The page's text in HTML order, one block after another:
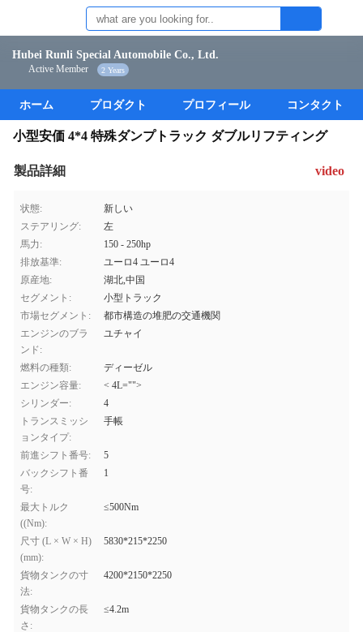
Hubei Runli Special Automobile Co., Ltd.
Active Member 2 Years
ホーム プロダクト プロフィール コンタクト
小型安価 4*4 特殊ダンプトラック ダブルリフティング
製品詳細 video
状態:
新しい
ステアリング:
左
馬力:
150 - 250hp
排放基準:
ユーロ4 ユーロ4
原産地:
湖北,中国
セグメント:
小型トラック
市場セグメント:
都市構造の堆肥の交通機関
エンジンのブラ
ンド:
ユチャイ
燃料の種類:
ディーゼル
エンジン容量:
< 4L="">
シリンダー:
4
トランスミッシ
ョンタイプ:
手帳
前進シフト番号:
5
バックシフト番
号:
1
最大トルク
((Nm):
≤500Nm
尺寸 (L × W × H)
(mm):
5830*215*2250
貨物タンクの寸
法:
4200*2150*2250
貨物タンクの長
さ:
≤4.2m